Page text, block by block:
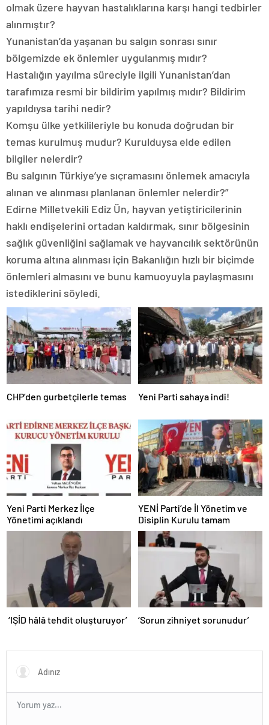
olmak üzere hayvan hastalıklarına karşı hangi tedbirler
alınmıştır?
Yunanistan’da yaşanan bu salgın sonrası sınır
bölgemizde ek önlemler uygulanmış mıdır?
Hastalığın yayılma süreciyle ilgili Yunanistan’dan
tarafımıza resmi bir bildirim yapılmış mıdır? Bildirim
yapıldıysa tarihi nedir?
Komşu ülke yetkilileriyle bu konuda doğrudan bir
temas kurulmuş mudur? Kurulduysa elde edilen
bilgiler nelerdir?
Bu salgının Türkiye’ye sıçramasını önlemek amacıyla
alınan ve alınması planlanan önlemler nelerdir?”
Edirne Milletvekili Ediz Ün, hayvan yetiştiricilerinin
haklı endişelerini ortadan kaldırmak, sınır bölgesinin
sağlık güvenliğini sağlamak ve hayvancılık sektörünün
koruma altına alınması için Bakanlığın hızlı bir biçimde
önlemleri almasını ve bunu kamuoyuyla paylaşmasını
istediklerini söyledi.
CHP’den gurbetçilerle temas Yeni Parti sahaya indi!
Yeni Parti Merkez İlçe
Yönetimi açıklandı
YENİ Parti’de İl Yönetim ve
Disiplin Kurulu tamam
‘IŞİD hâlâ tehdit oluşturuyor’ ‘Sorun zihniyet sorunudur’